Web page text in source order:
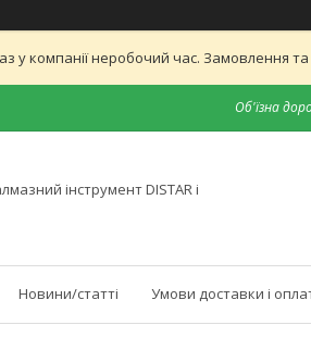
у компанії неробочий час. Замовлення
Об'їзна
інструмент DISTAR і
Новини/статті Умови доставки і